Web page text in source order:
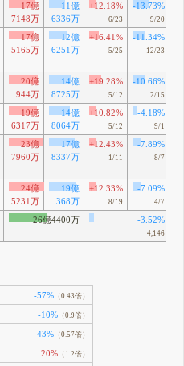
17億
7148万
11億
6336万
+12.18%
6/23
-13.73%
9/20
17億
5165万
12億
6251万
+16.41%
5/25
-11.34%
12/23
20億
944万
14億
8725万
+19.28%
5/12
-10.66%
2/15
19億
6317万
14億
8064万
+10.82%
5/12
-4.18%
9/1
23億
7960万
17億
8337万
+12.43%
1/11
-7.89%
8/7
24億
5231万
19億
368万
+12.33%
8/19
-7.09%
4/7
26億4400万 -3.52%
4,146
-57% （0.43倍）
-10% （0.9倍）
-43% （0.57倍）
20% （1.2倍）